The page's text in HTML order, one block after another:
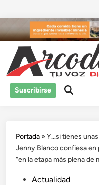
al
contenido
Suscribirse
Portada »Y…si tienes
Jenny Blanco confiesa
“en la etapa más plena de
Publicado
Actualidad